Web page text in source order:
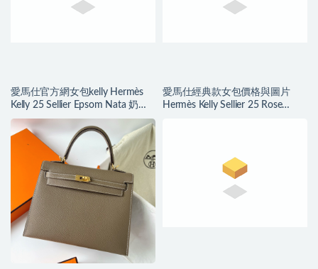
愛馬仕官方網女包kelly Hermès
Kelly 25 Sellier Epsom Nata 奶油
白 金色
愛馬仕經典款女包價格與圖片
Hermès Kelly Sellier 25 Rose